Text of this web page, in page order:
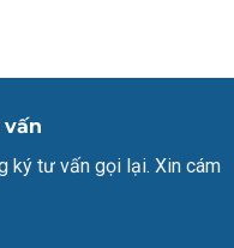
ký tư vấn gọi lại. Xin cám